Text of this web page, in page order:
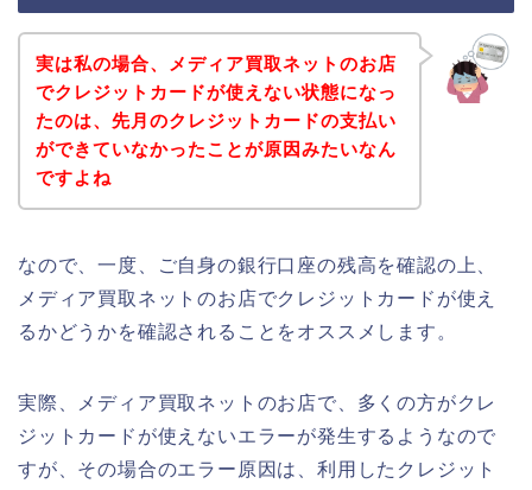
実は私の場合、メディア買取ネットのお店
でクレジットカードが使えない状態になっ
たのは、先月のクレジットカードの支払い
ができていなかったことが原因みたいなん
ですよね
なので、一度、ご自身の銀行口座の残高を確認の上、
メディア買取ネットのお店でクレジットカードが使え
るかどうかを確認されることをオススメします。
実際、メディア買取ネットのお店で、多くの方がクレ
ジットカードが使えないエラーが発生するようなので
すが、その場合のエラー原因は、利用したクレジット